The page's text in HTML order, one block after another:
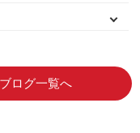
ログ一覧へ